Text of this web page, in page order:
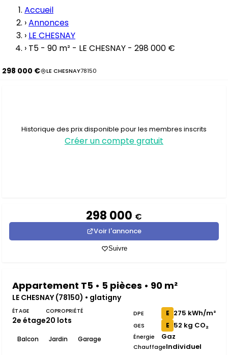
Accueil
›Annonces
› LE CHESNAY
› T5 - 90 m² - LE CHESNAY - 298 000 €
298 000 € LE CHESNAY78150
Historique des prix disponible pour les membres inscrits
Créer un compte gratuit
298 000 €
Voir l'annonce
Suivre
Appartement T5 • 5 pièces • 90 m²
LE CHESNAY (78150) • glatigny
ÉTAGE
2e étage
COPROPRIÉTÉ
20 lots
Balcon Jardin Garage
DPE E 275 kWh/m²
GES E 52 kg CO₂
Énergie Gaz
ChauffageIndividuel